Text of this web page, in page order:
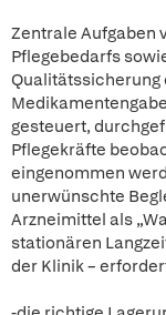
Zentrale Aufgaben
Pflegebedarfs
Qualitätssicherung
gesteuert,
Pflegekräfte
eingenommen
unerwünschte
Arzneimittel als
stationären
der Klinik –